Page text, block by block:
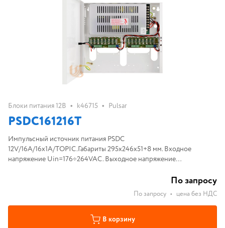
Блоки питания 12В • k46715 • Pulsar
PSDC161216T
Импульсный источник питания PSDC
12V/16A/16x1A/TOPIC.Габариты 295x246x51+8 мм. Входное
напряжение Uin=176÷264VAC. Выходное напряжение
По запросу
По запросу • цена без НДС
В корзину